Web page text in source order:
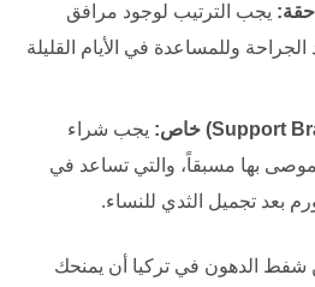
يجب الترتيب لوجود مرافق
الجراحة وللمساعدة في الأيام القليلة
يجب شراء
بها مسبقاً، والتي تساعد في
بعد تجميل الثدي ‏للنساء.
شفط الدهون في تركيا أن يمنحك